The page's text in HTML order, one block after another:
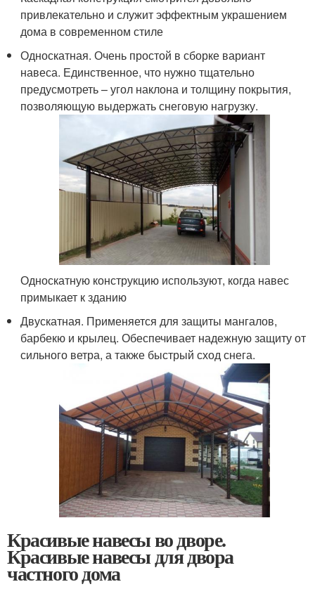
привлекательно и служит эффектным украшением
дома в современном стиле
Односкатная. Очень простой в сборке вариант
навеса. Единственное, что нужно тщательно
предусмотреть – угол наклона и толщину покрытия,
позволяющую выдержать снеговую нагрузку.
Односкатную конструкцию используют, когда навес
примыкает к зданию
Двускатная. Применяется для защиты мангалов,
барбекю и крылец. Обеспечивает надежную защиту от
сильного ветра, а также быстрый сход снега.
Красивые навесы во дворе.
Красивые навесы для двора
частного дома